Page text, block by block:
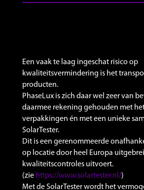
Een vaak te laag ingeschat risico op
kwaliteitsvermindering is het
producten.
PhaseLux is zich daar wel zeer van
daarmee rekening gehouden met
verpakkingen én met een unieke
SolarTester.
Dit is een gerenommeerde
op locatie door heel Europa
kwaliteitscontroles uitvoert.
(zie https://www.solartester.nl/)
Met de SolarTester wordt het